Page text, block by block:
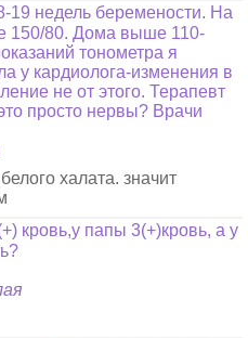
19 недель беремености. На
150/80. Дома выше 110-
тонометра я
у кардиолога-изменения в
не от этого. Терапевт
просто нервы? Врачи
халата. значит
кровь,у папы 3(+)кровь, а у